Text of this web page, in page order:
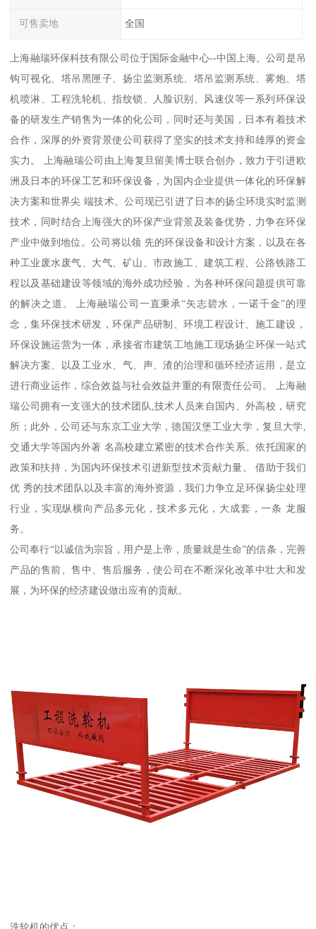
可售卖地 全国
上海融瑞环保科技有限公司位于国际金融中心--中国上海。公司是吊
钩可视化、塔吊黑匣子、扬尘监测系统、塔吊监测系统、雾炮、塔
机喷淋、工程洗轮机、指纹锁、人脸识别、风速仪等一系列环保设
备的研发生产销售为一体的化公司，同时还与美国，日本有着技术
合作，深厚的外资背景使公司获得了坚实的技术支持和雄厚的资金
实力。 上海融瑞公司由上海复旦留美博士联合创办，致力于引进欧
洲及日本的环保工艺和环保设备，为国内企业提供一体化的环保解
决方案和世界尖 端技术。公司现已引进了日本的扬尘环境实时监测
技术，同时结合上海强大的环保产业背景及装备优势，力争在环保
产业中做到地位。公司将以领 先的环保设备和设计方案，以及在各
种工业废水废气、大气、矿山、市政施工、建筑工程、公路铁路工
程以及基础建设等领域的海外成功经验，为各种环保问题提供可靠
的解决之道。 上海融瑞公司一直秉承“矢志碧水，一诺千金”的理
念，集环保技术研发，环保产品研制、环境工程设计、施工建设，
环保设施运营为一体，承接省市建筑工地施工现场扬尘环保一站式
解决方案、以及工业水、气、声、渣的治理和循环经济运用，是立
进行商业运作，综合效益与社会效益并重的有限责任公司。 上海融
瑞公司拥有一支强大的技术团队,技术人员来自国内、外高校，研究
所；此外，公司还与东京工业大学，德国汉堡工业大学，复旦大学,
交通大学等国内外著 名高校建立紧密的技术合作关系。依托国家的
政策和扶持，为国内环保技术引进新型技术贡献力量。 借助于我们
优 秀的技术团队以及丰富的海外资源，我们力争立足环保扬尘处理
行业，实现纵横向产品多元化，技术多元化，大成套，一条 龙服
务。
公司奉行“以诚信为宗旨，用户是上帝，质量就是生命”的信条，完善
产品的售前、售中、售后服务，使公司在不断深化改革中壮大和发
展，为环保的经济建设做出应有的贡献。